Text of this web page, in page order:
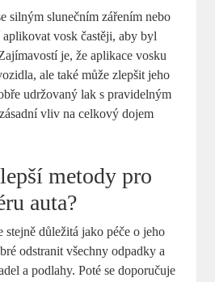
silným slunečním zářením nebo
aplikovat vosk častěji, aby byl
je, že ‍aplikace vosku
⁣ale také může zlepšit jeho
udržovaný lak s pravidelným
vliv na celkový dojem
metody pro
auta?
stejně⁢ důležitá​ jako ⁤péče o jeho
odstranit všechny odpadky a
a podlahy. Poté se doporučuje